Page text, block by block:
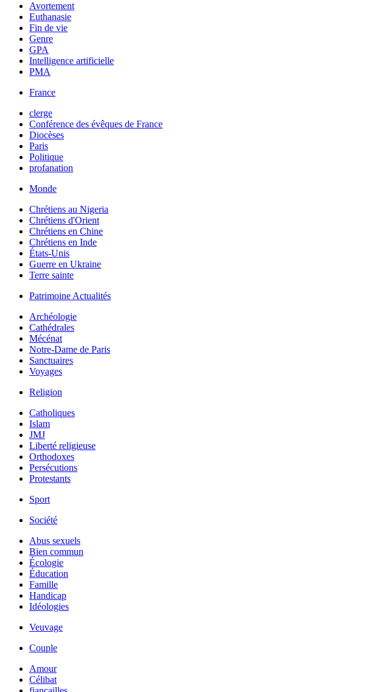
Avortement
Euthanasie
Fin de vie
Genre
GPA
Intelligence artificielle
PMA
France
clerge
Conférence des évêques de France
Diocèses
Paris
Politique
profanation
Monde
Chrétiens au Nigeria
Chrétiens d'Orient
Chrétiens en Chine
Chrétiens en Inde
États-Unis
Guerre en Ukraine
Terre sainte
Patrimoine Actualités
Archéologie
Cathédrales
Mécénat
Notre-Dame de Paris
Sanctuaires
Voyages
Religion
Catholiques
Islam
JMJ
Liberté religieuse
Orthodoxes
Persécutions
Protestants
Sport
Société
Abus sexuels
Bien commun
Écologie
Éducation
Famille
Handicap
Idéologies
Veuvage
Couple
Amour
Célibat